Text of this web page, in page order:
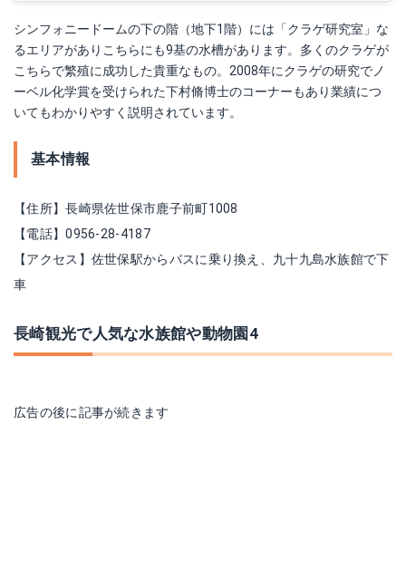
シンフォニードームの下の階（地下1階）には「クラゲ研究室」な
るエリアがありこちらにも9基の水槽があります。多くのクラゲが
こちらで繁殖に成功した貴重なもの。2008年にクラゲの研究でノ
ーベル化学賞を受けられた下村脩博士のコーナーもあり業績につ
いてもわかりやすく説明されています。
基本情報
【住所】長崎県佐世保市鹿子前町1008
【電話】0956-28-4187
【アクセス】佐世保駅からバスに乗り換え、九十九島水族館で下
車
長崎観光で人気な水族館や動物園4
広告の後に記事が続きます